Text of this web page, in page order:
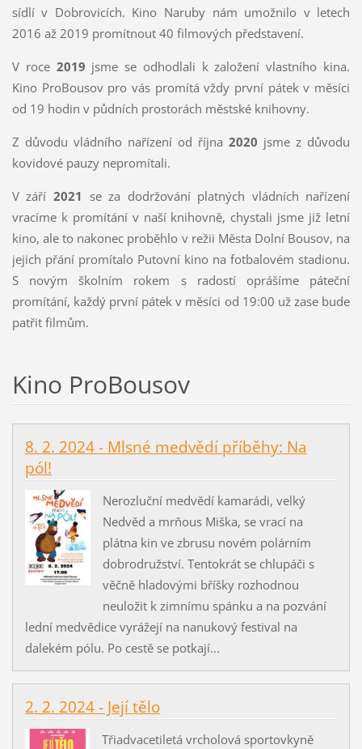
sídlí v Dobrovicích. Kino Naruby nám umožnilo v letech
2016 až 2019 promítnout 40 filmových představení.
V roce 2019 jsme se odhodlali k založení vlastního kina.
Kino ProBousov pro vás promítá vždy první pátek v měsíci
od 19 hodin v půdních prostorách městské knihovny.
Z důvodu vládního nařízení od října2020 jsme z důvodu
kovidové pauzy nepromítali.
V září 2021 se za dodržování platných vládních nařízení
vracíme k promítání v naší knihovně, chystali jsme již letní
kino, ale to nakonec proběhlo v režii Města Dolní Bousov, na
jejich přání promítalo Putovní kino na fotbalovém stadionu.
S novým školním rokem s radostí oprášíme páteční
promítání, každý první pátek v měsíci od 19:00 už zase bude
patřit filmům.
Kino ProBousov
8. 2. 2024 - Mlsné medvědí příběhy: Na
pól!
Nerozluční medvědí kamarádi, velký
Nedvěd a mrňous Miška, se vrací na
plátna kin ve zbrusu novém polárním
dobrodružství. Tentokrát se chlupáči s
věčně hladovými bříšky rozhodnou
neuložit k zimnímu spánku a na pozvání
lední medvědice vyrážejí na nanukový festival na
dalekém pólu. Po cestě se potkají...
2. 2. 2024 - Její tělo
Třiadvacetiletá vrcholová sportovkyně